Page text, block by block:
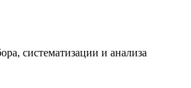
систематизации и анализа